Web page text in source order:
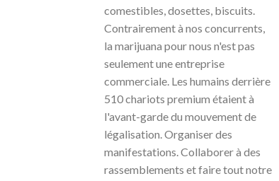
comestibles, dosettes, biscuits.
Contrairement à nos concurrents,
la marijuana pour nous n'est pas
seulement une entreprise
commerciale. Les humains derrière
510 chariots premium étaient à
l'avant-garde du mouvement de
légalisation. Organiser des
manifestations. Collaborer à des
rassemblements et faire tout notre